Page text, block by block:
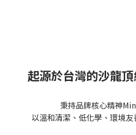
起源於台灣的沙龍
秉持品牌核心精神
以溫和清潔、低化學、環境友